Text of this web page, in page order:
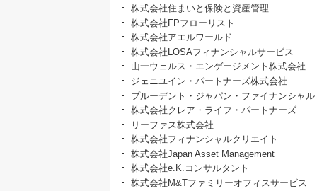
株式会社住まいと保険と資産管理
株式会社FPフローリスト
株式会社アエルワールド
株式会社LOSAフィナンシャルサービス
山一ウェルス・エンゲージメント株式会社
ジェニユイン・パートナーズ株式会社
プルーデント・ジャパン・ファイナンシャ
株式会社クレア・ライフ・パートナーズ
リーファス株式会社
株式会社フィナンシャルクリエイト
株式会社Japan Asset Management
株式会社e.K.コンサルタント
株式会社M&Tファミリーオフィスサービス